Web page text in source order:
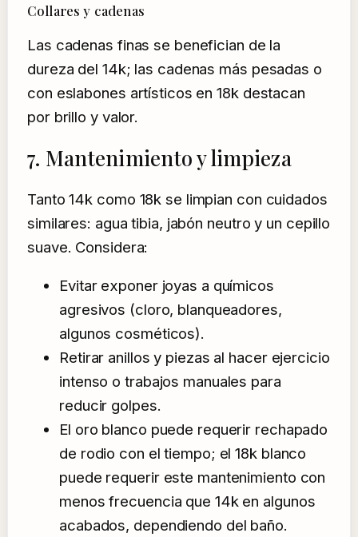
Collares y cadenas
Las cadenas finas se benefician de la
dureza del 14k; las cadenas más pesadas o
con eslabones artísticos en 18k destacan
por brillo y valor.
7. Mantenimiento y limpieza
Tanto 14k como 18k se limpian con cuidados
similares: agua tibia, jabón neutro y un cepillo
suave. Considera:
Evitar exponer joyas a químicos
agresivos (cloro, blanqueadores,
algunos cosméticos).
Retirar anillos y piezas al hacer ejercicio
intenso o trabajos manuales para
reducir golpes.
El oro blanco puede requerir rechapado
de rodio con el tiempo; el 18k blanco
puede requerir este mantenimiento con
menos frecuencia que 14k en algunos
acabados, dependiendo del baño.